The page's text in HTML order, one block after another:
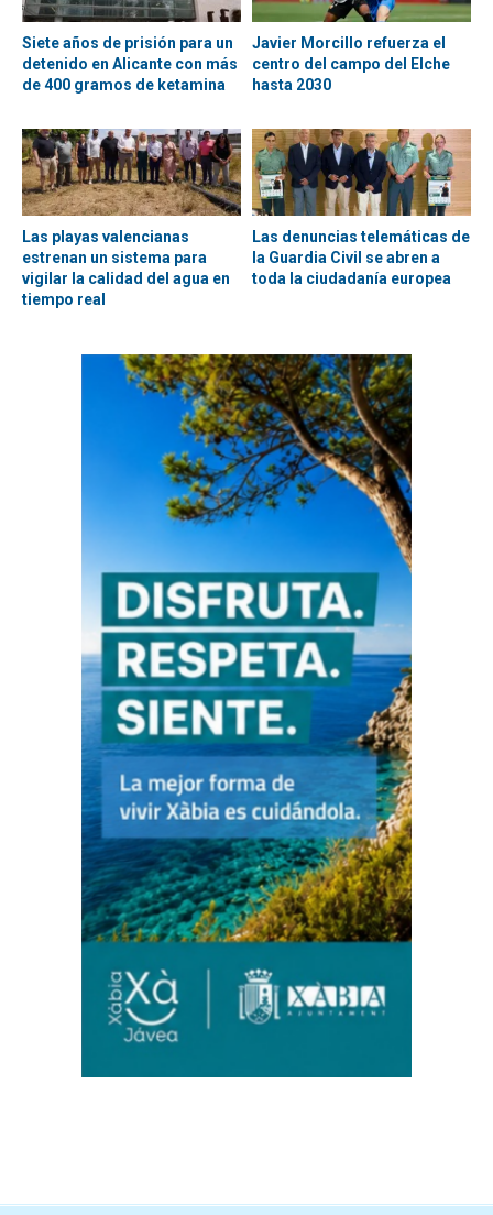
Siete años de prisión para un
detenido en Alicante con más
de 400 gramos de ketamina
Javier Morcillo refuerza el
centro del campo del Elche
hasta 2030
Las playas valencianas
estrenan un sistema para
vigilar la calidad del agua en
tiempo real
Las denuncias telemáticas de
la Guardia Civil se abren a
toda la ciudadanía europea